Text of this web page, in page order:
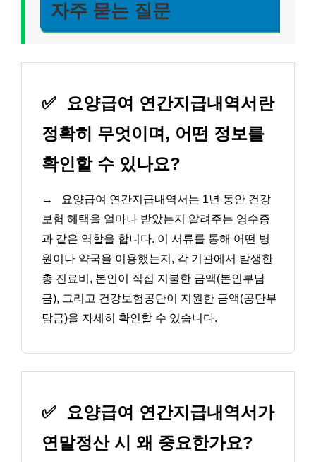
자주 묻는 질문
✅ 요양급여 연간지급내역서란
정확히 무엇이며, 어떤 정보를
확인할 수 있나요?
→
요양급여 연간지급내역서는 1년 동안 건강
보험 혜택을 얼마나 받았는지 알려주는 영수증
과 같은 역할을 합니다. 이 서류를 통해 어떤 병
원이나 약국을 이용했는지, 각 기관에서 발생한
총 진료비, 본인이 직접 지불한 금액(본인부담
금), 그리고 건강보험공단이 지원한 금액(공단부
담금)을 자세히 확인할 수 있습니다.
✅ 요양급여 연간지급내역서가
연말정산 시 왜 중요한가요?